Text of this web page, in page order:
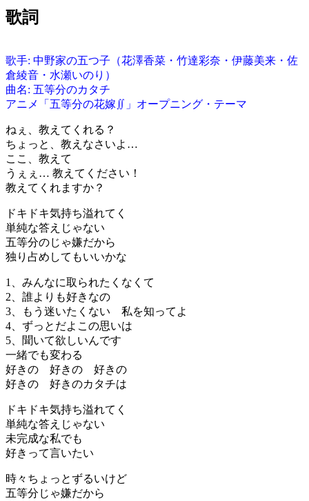
歌詞
歌手: 中野家の五つ子（花澤香菜・竹達彩奈・伊藤美来・佐
倉綾音・水瀬いのり）
曲名: 五等分のカタチ
アニメ「五等分の花嫁∬」オープニング・テーマ
ねぇ、教えてくれる？
ちょっと、教えなさいよ…
ここ、教えて
うぇぇ… 教えてください！
教えてくれますか？
ドキドキ気持ち溢れてく
単純な答えじゃない
五等分のじゃ嫌だから
独り占めしてもいいかな
1、みんなに取られたくなくて
2、誰よりも好きなの
3、もう迷いたくない 私を知ってよ
4、ずっとだよこの思いは
5、聞いて欲しいんです
一緒でも変わる
好きの 好きの 好きの
好きの 好きのカタチは
ドキドキ気持ち溢れてく
単純な答えじゃない
未完成な私でも
好きって言いたい
時々ちょっとずるいけど
五等分じゃ嫌だから